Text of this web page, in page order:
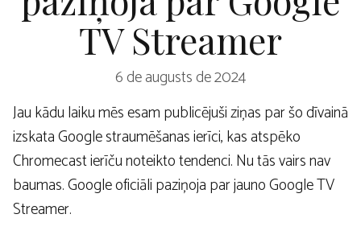
TV Streamer
6 de augusts de 2024
Jau kādu laiku mēs esam publicējuši ziņas par šo dīvainā
izskata Google straumēšanas ierīci, kas atspēko
Chromecast ierīču noteikto tendenci. Nu tās vairs nav
baumas. Google oficiāli paziņoja par jauno Google TV
Streamer.